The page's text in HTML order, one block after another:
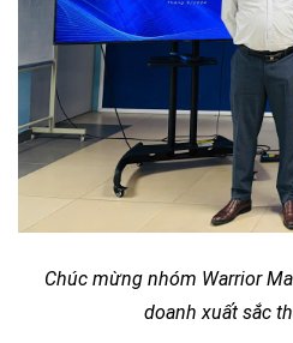
Chúc mừng nhóm Warrior
doanh xuất sắc